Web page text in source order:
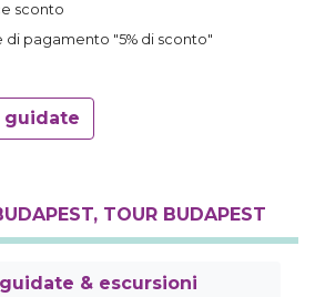
sconto
pagamento "5% di sconto"
guidate
TOUR BUDAPEST
& escursioni